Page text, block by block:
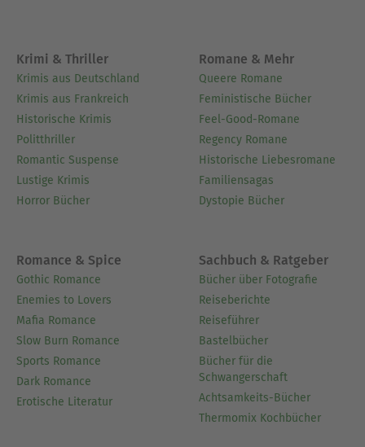
Krimi & Thriller
Krimis aus Deutschland
Krimis aus Frankreich
Historische Krimis
Politthriller
Romantic Suspense
Lustige Krimis
Horror Bücher
Romane & Mehr
Queere Romane
Feministische Bücher
Feel-Good-Romane
Regency Romane
Historische Liebesromane
Familiensagas
Dystopie Bücher
Romance & Spice
Gothic Romance
Enemies to Lovers
Mafia Romance
Slow Burn Romance
Sports Romance
Dark Romance
Erotische Literatur
Sachbuch & Ratgeber
Bücher über Fotografie
Reiseberichte
Reiseführer
Bastelbücher
Bücher für die
Schwangerschaft
Achtsamkeits-Bücher
Thermomix Kochbücher